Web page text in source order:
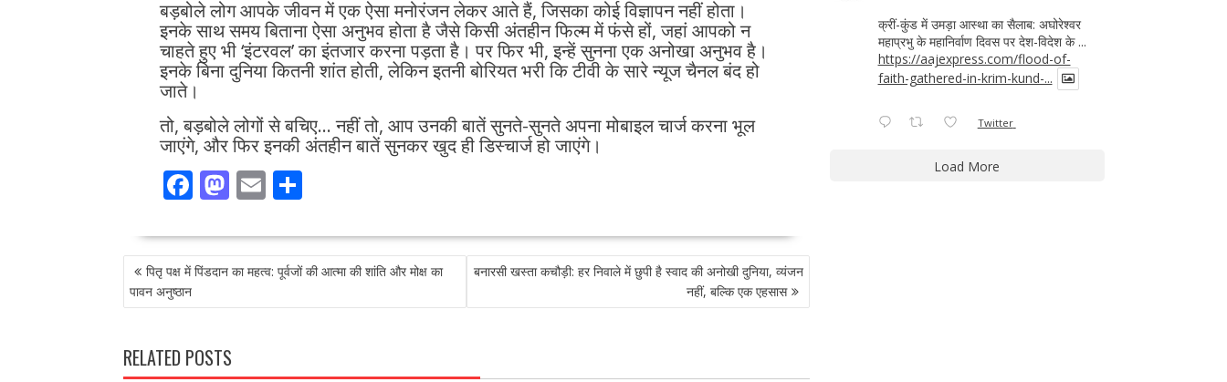
बड़बोले लोग आपके जीवन में एक ऐसा मनोरंजन लेकर आते हैं, जिसका कोई विज्ञापन नहीं होता।
इनके साथ समय बिताना ऐसा अनुभव होता है जैसे किसी अंतहीन फिल्म में फंसे हों, जहां आपको न
चाहते हुए भी ‘इंटरवल’ का इंतजार करना पड़ता है। पर फिर भी, इन्हें सुनना एक अनोखा अनुभव है।
इनके बिना दुनिया कितनी शांत होती, लेकिन इतनी बोरियत भरी कि टीवी के सारे न्यूज चैनल बंद हो
जाते।
तो, बड़बोले लोगों से बचिए… नहीं तो, आप उनकी बातें सुनते-सुनते अपना मोबाइल चार्ज करना भूल
जाएंगे, और फिर इनकी अंतहीन बातें सुनकर खुद ही डिस्चार्ज हो जाएंगे।
F
e
b
o
k
M
to
d
o
E
ai
l
S
ar
e
POST
NAVIGATION
पितृ पक्ष में पिंडदान का महत्व: पूर्वजों की आत्मा की शांति और मोक्ष का
पावन अनुष्ठान
बनारसी खस्ता कचौड़ी: हर निवाले में छुपी है स्वाद की अनोखी दुनिया, व्यंजन
नहीं, बल्कि एक एहसास
RELATED POSTS
क्रीं-कुंड में उमड़ा आस्था का सैलाब: अघोरेश्वर
महाप्रभु के महानिर्वाण दिवस पर देश-विदेश के ...
https://aajexpress.com/flood-of-
faith-gathered-in-krim-kund-...
Twitter
Load More